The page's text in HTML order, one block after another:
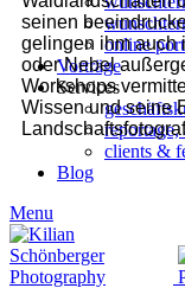
online
Vorträge
Services
clients &
Blog
Menu
seinen
gelingen ihm auch
oder Nebel
Workshops
Wissen und seine